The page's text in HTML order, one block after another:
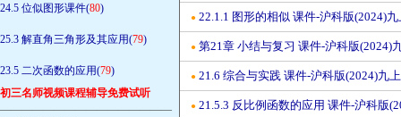
24.5 位似图形课件(80)
25.3 解直角三角形及其应用(79)
23.5 二次函数的应用(79)
初三名师视频课程辅导免费试听
————————————————
● 22.1.1 图形的相似 课件-沪科版(2024)九
● 第21章 小结与复习 课件-沪科版(2024)
● 21.6 综合与实践 课件-沪科版(2024)九上
● 21.5.3 反比例函数的应用 课件-沪科版